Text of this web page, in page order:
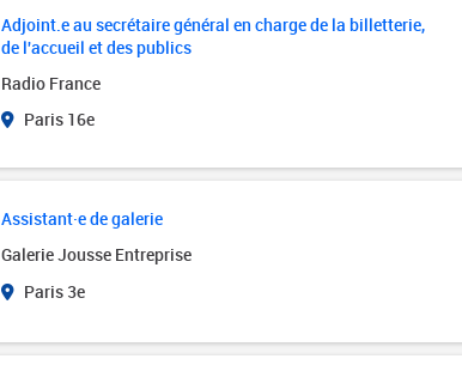
Adjoint.e au secrétaire général en charge de la billetterie,
de l'accueil et des publics
Radio France
Paris 16e
Assistant·e de galerie
Galerie Jousse Entreprise
Paris 3e